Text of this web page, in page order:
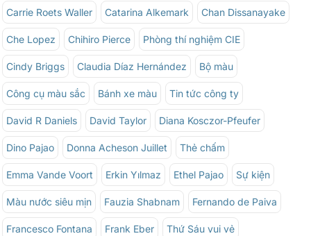
Carrie Roets Waller Catarina Alkemark Chan Dissanayake
Che Lopez Chihiro Pierce Phòng thí nghiệm CIE
Cindy Briggs Claudia Díaz Hernández Bộ màu
Công cụ màu sắc Bánh xe màu Tin tức công ty
David R Daniels David Taylor Diana Kosczor-Pfeufer
Dino Pajao Donna Acheson Juillet Thẻ chấm
Emma Vande Voort Erkin Yılmaz Ethel Pajao Sự kiện
Màu nước siêu mịn Fauzia Shabnam Fernando de Paiva
Francesco Fontana Frank Eber Thứ Sáu vui vẻ